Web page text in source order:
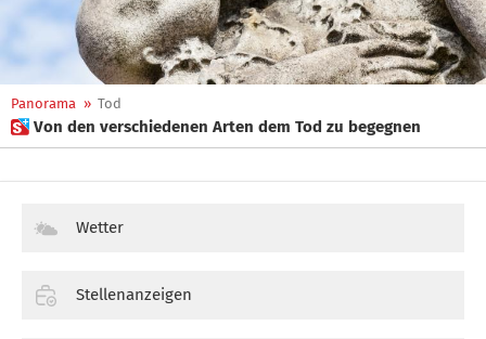
Panorama » Tod
 Von den verschiedenen Arten dem Tod zu begegnen
Wetter
Stellenanzeigen